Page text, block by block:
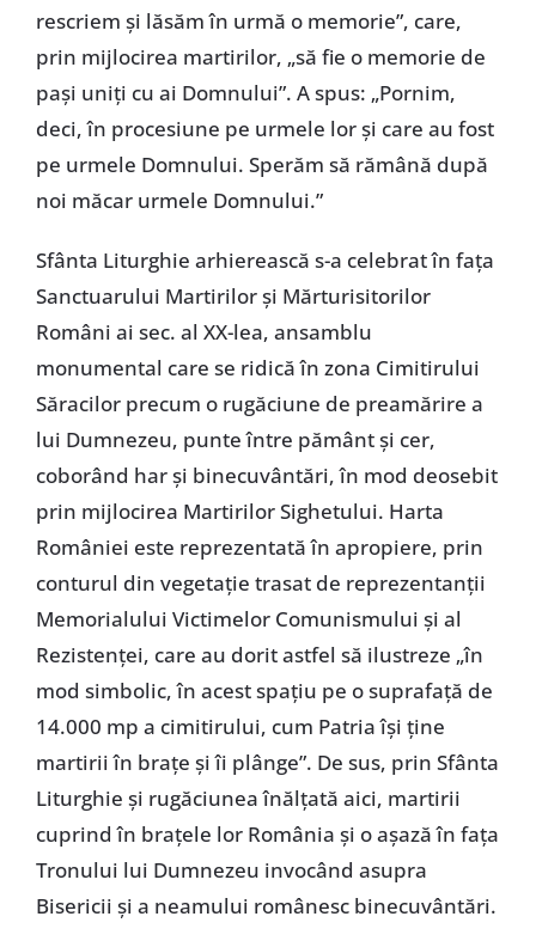
rescriem și lăsăm în urmă o memorie”, care,
prin mijlocirea martirilor, „să fie o memorie de
pași uniți cu ai Domnului”. A spus: „Pornim,
deci, în procesiune pe urmele lor și care au fost
pe urmele Domnului. Sperăm să rămână după
noi măcar urmele Domnului.”
Sfânta Liturghie arhierească s-a celebrat în fața
Sanctuarului Martirilor și Mărturisitorilor
Români ai sec. al XX-lea, ansamblu
monumental care se ridică în zona Cimitirului
Săracilor precum o rugăciune de preamărire a
lui Dumnezeu, punte între pământ și cer,
coborând har și binecuvântări, în mod deosebit
prin mijlocirea Martirilor Sighetului. Harta
României este reprezentată în apropiere, prin
conturul din vegetație trasat de reprezentanții
Memorialului Victimelor Comunismului și al
Rezistenței, care au dorit astfel să ilustreze „în
mod simbolic, în acest spațiu pe o suprafață de
14.000 mp a cimitirului, cum Patria își ține
martirii în brațe și îi plânge”. De sus, prin Sfânta
Liturghie și rugăciunea înălțată aici, martirii
cuprind în brațele lor România și o așază în fața
Tronului lui Dumnezeu invocând asupra
Bisericii și a neamului românesc binecuvântări.